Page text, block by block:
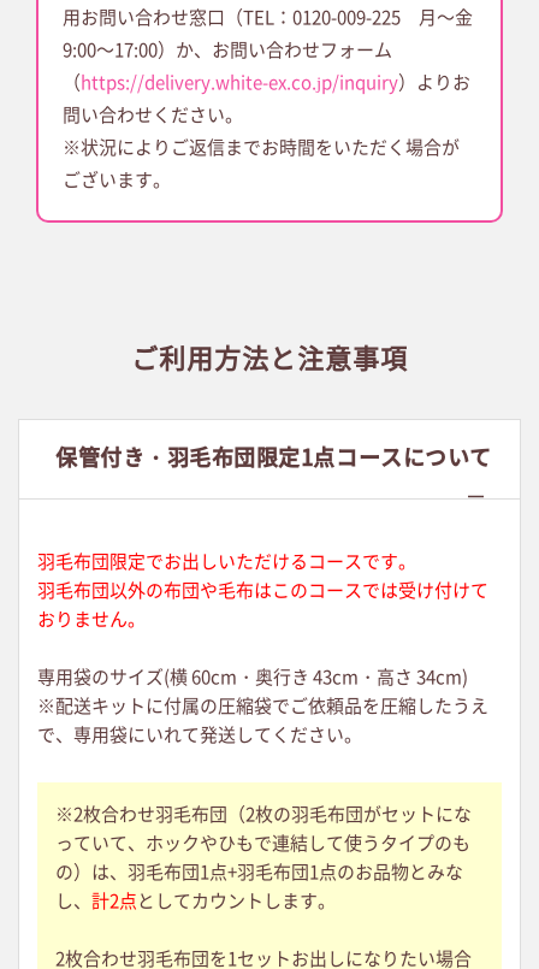
用お問い合わせ窓口（TEL：0120-009-225 月～金
9:00～17:00）か、お問い合わせフォーム
（ https://delivery.white-ex.co.jp/inquiry）よりお
問い合わせください。
※状況によりご返信までお時間をいただく場合が
ございます。
ご利用方法と注意事項
保管付き ・ 羽毛布団限定1点コースについて
羽毛布団限定でお出しいただけるコースです。
羽毛布団以外の布団や毛布はこのコースでは受け付けて
おりません。
専用袋のサイズ(横 60cm・奥行き 43cm・高さ 34cm)
※配送キットに付属の圧縮袋でご依頼品を圧縮したうえ
で、専用袋にいれて発送してください。
※2枚合わせ羽毛布団（2枚の羽毛布団がセットにな
っていて、ホックやひもで連結して使うタイプのも
の）は、羽毛布団1点+羽毛布団1点のお品物とみな
し、 計2点 としてカウントします。
2枚合わせ羽毛布団を1セットお出しになりたい場合